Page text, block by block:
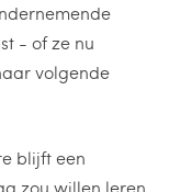
- of ze nu
volgende
blijft een
zou willen leren